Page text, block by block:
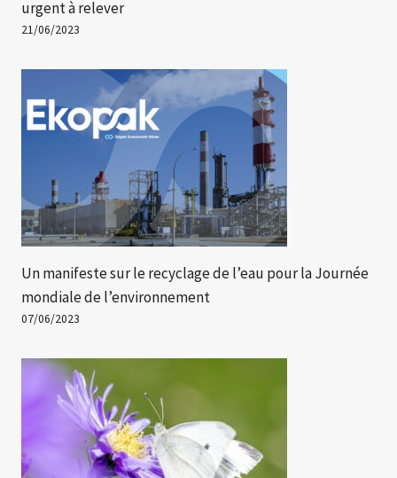
urgent à relever
21/06/2023
Un manifeste sur le recyclage de l’eau pour la Journée
mondiale de l’environnement
07/06/2023